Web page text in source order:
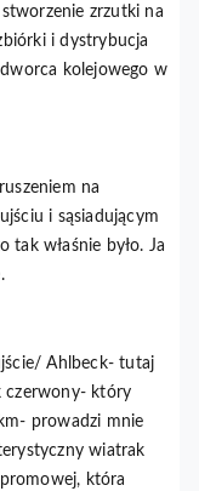
zrzutki na
i dystrybucja
kolejowego w
na
i sąsiadującym
tak właśnie było. Ja
Ahlbeck- tutaj
czerwony- który
prowadzi mnie
wiatrak
która